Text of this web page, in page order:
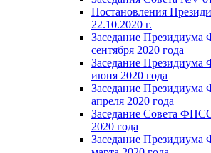
Постановления
22.10.2020 г.
Заседание
сентября 2020 года
Заседание
июня 2020 года
Заседание
апреля 2020 года
Заседание Совета
2020 года
Заседание